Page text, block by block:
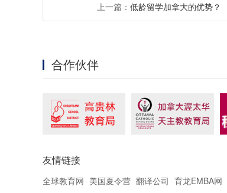
上一篇： 低龄留学加拿大的优势？
合作伙伴
友情链接
全球教育网 美国夏令营 翻译公司 育龙EMBA网